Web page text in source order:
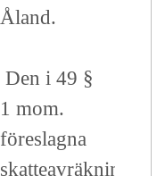
Åland.
Den i 49 §
1 mom.
föreslagna
skatteavräkningen